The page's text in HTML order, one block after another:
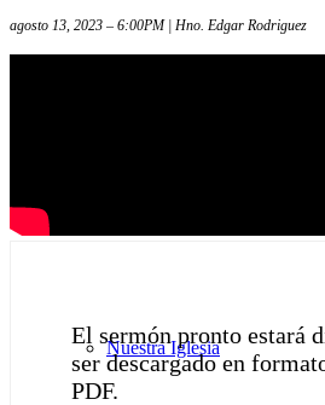
Nuestra Iglesia
agosto 13, 2023 – 6:00PM | Hno. Edgar Rodriguez
El sermón pronto estará
ser descargado en
PDF.